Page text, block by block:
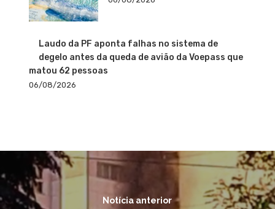
Laudo da PF aponta falhas no sistema de
degelo antes da queda de avião da Voepass que
matou 62 pessoas
06/08/2026
Notícia anterior